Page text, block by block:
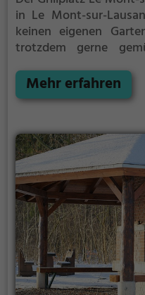
in Le Mont-sur-
keinen eigenen
trotzdem gerne
sur-Lausanne die Lösung.
Mehr erfahren